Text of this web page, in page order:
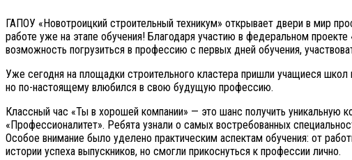
ГАПОУ «Новотроицкий строительный техникум» открывает двери в мир
работе уже на этапе обучения! Благодаря участию в федеральном
возможность погрузиться в профессию с первых дней обучения,
Уже сегодня на площадки строительного кластера пришли учащиеся
но по-настоящему влюбился в свою будущую профессию.
Классный час «Ты в хорошей компании» — это шанс получить уникальную
«Профессионалитет». Ребята узнали о самых востребованных
Особое внимание было уделено практическим аспектам обучения: от
истории успеха выпускников, но смогли прикоснуться к профессии лично.